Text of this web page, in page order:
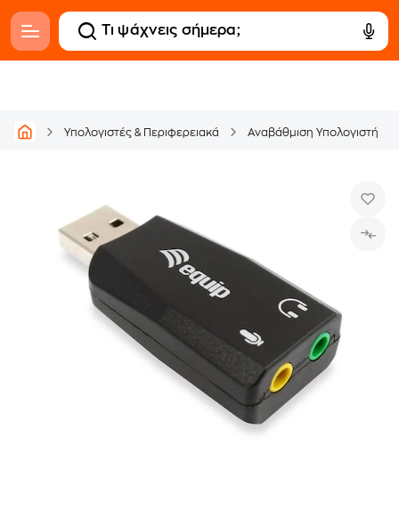
Υπολογιστές & Περιφερειακά Αναβάθμιση Υπολογιστή